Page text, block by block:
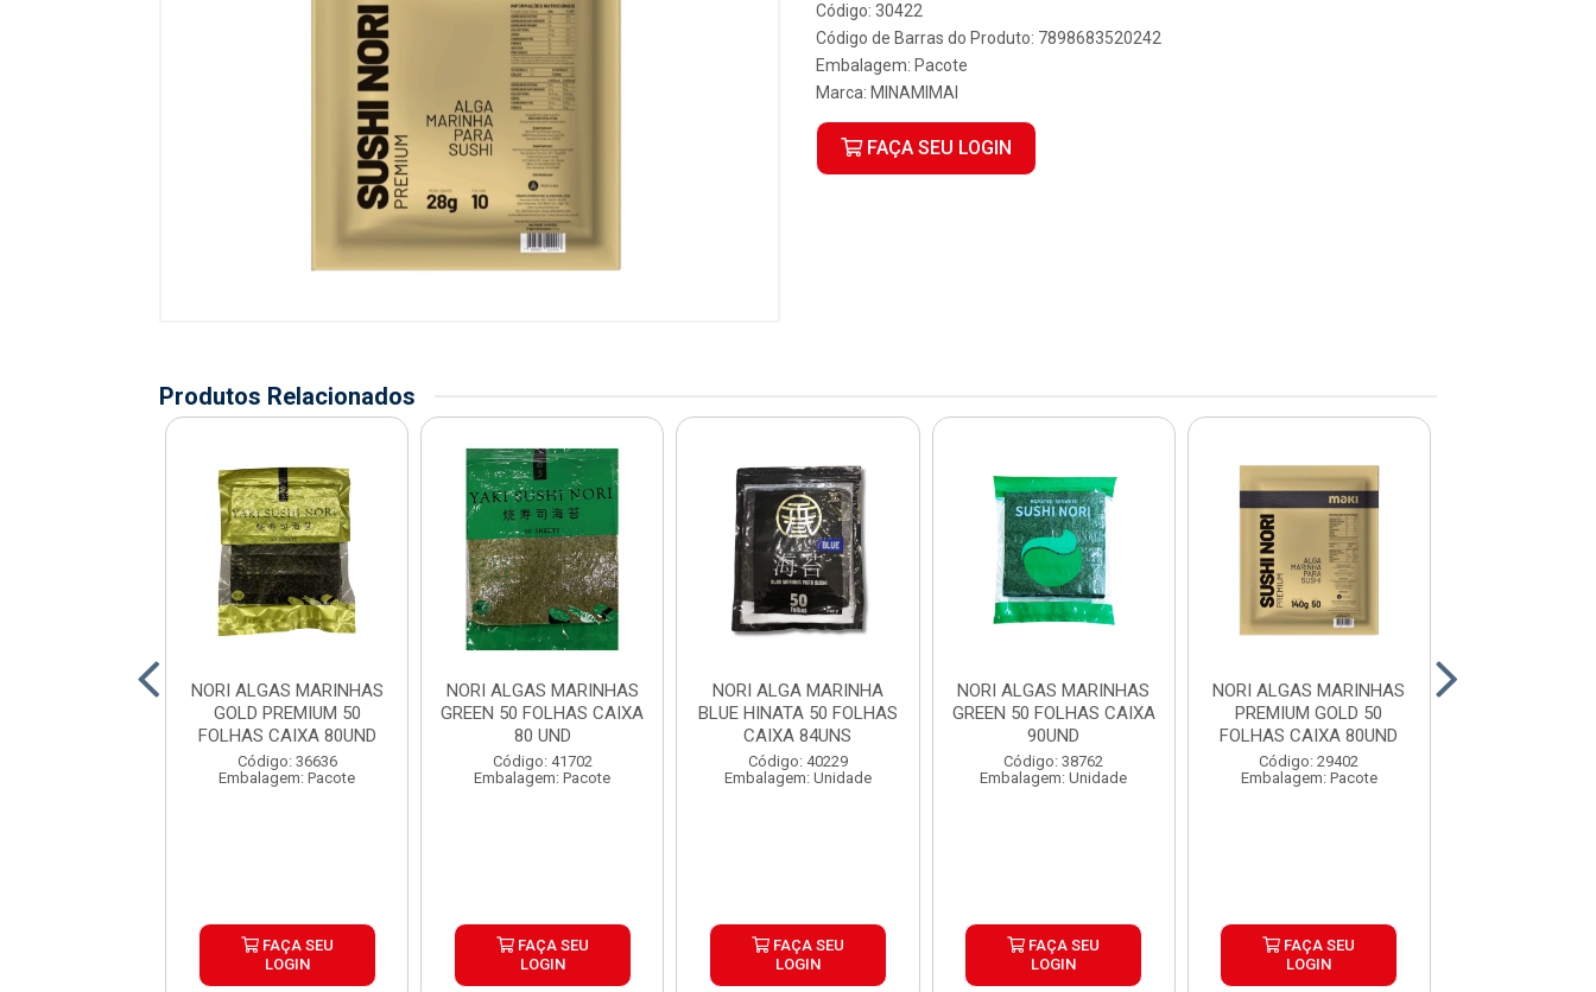
Código: 30422
Código de Barras do Produto: 7898683520242
Embalagem: Pacote
Marca: MINAMIMAI
FAÇA SEU LOGIN
Produtos Relacionados
NORI ALGAS MARINHAS
GOLD PREMIUM 50
FOLHAS CAIXA 80UND
Código: 36636
Embalagem: Pacote
FAÇA SEU
LOGIN
NORI ALGAS MARINHAS
GREEN 50 FOLHAS CAIXA
80 UND
Código: 41702
Embalagem: Pacote
FAÇA SEU
LOGIN
NORI ALGA MARINHA
BLUE HINATA 50 FOLHAS
CAIXA 84UNS
Código: 40229
Embalagem: Unidade
FAÇA SEU
LOGIN
NORI ALGAS MARINHAS
GREEN 50 FOLHAS CAIXA
90UND
Código: 38762
Embalagem: Unidade
FAÇA SEU
LOGIN
NORI ALGAS MARINHAS
PREMIUM GOLD 50
FOLHAS CAIXA 80UND
Código: 29402
Embalagem: Pacote
FAÇA SEU
LOGIN